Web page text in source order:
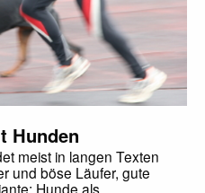
Hunden
meist in langen Texten
und böse Läufer, gute
Hunde als